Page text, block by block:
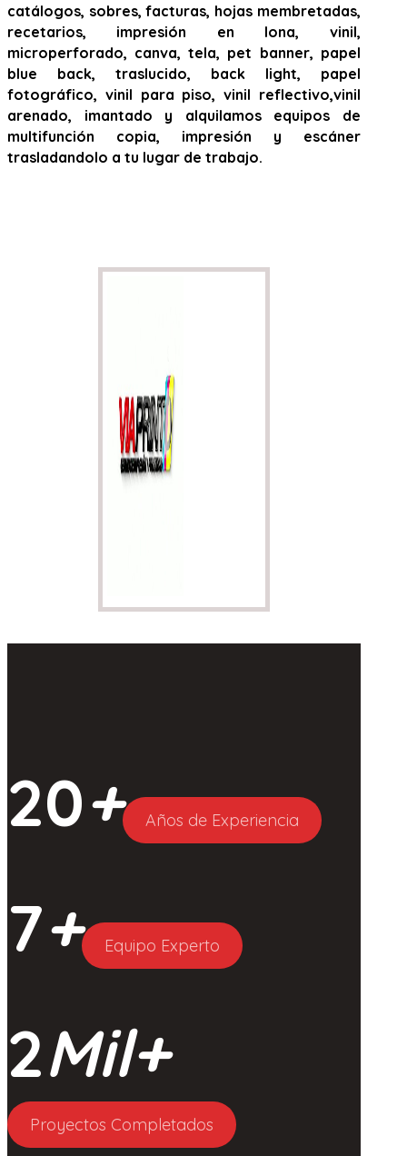
catálogos, sobres, facturas, hojas membretadas,
recetarios, impresión en lona, vinil,
microperforado, canva, tela, pet banner, papel
blue back, traslucido, back light, papel
fotográfico, vinil para piso, vinil reflectivo,vinil
arenado, imantado y alquilamos equipos de
multifunción copia, impresión y escáner
trasladandolo a tu lugar de trabajo.
20+ Años de Experiencia
7+ Equipo Experto
2Mil+
Proyectos Completados